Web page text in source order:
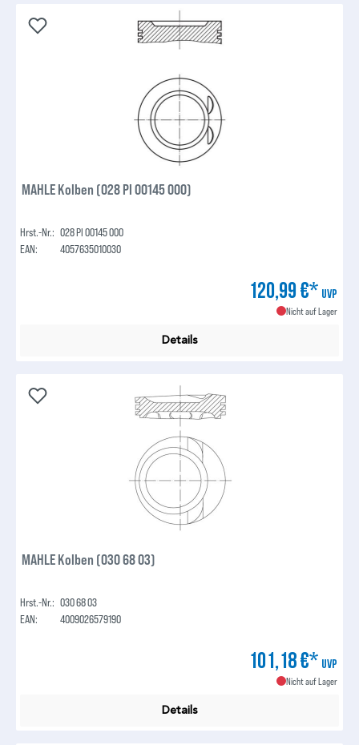
MAHLE Kolben (028 PI 00145 000)
Hrst.-Nr.: 028 PI 00145 000
EAN:
4057635010030
120,99 €* UVP
Nicht auf Lager
Details
MAHLE Kolben (030 68 03)
Hrst.-Nr.: 030 68 03
EAN:
4009026579190
101,18 €* UVP
Nicht auf Lager
Details